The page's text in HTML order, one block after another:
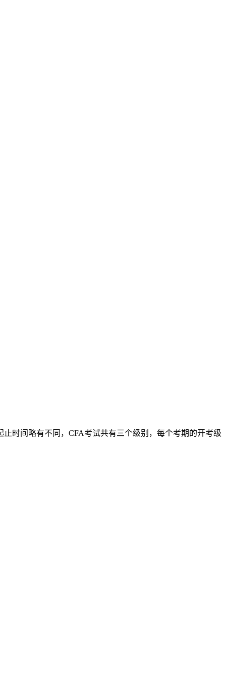
时间略有不同，CFA考试共有三个级别，每个考期的开考级